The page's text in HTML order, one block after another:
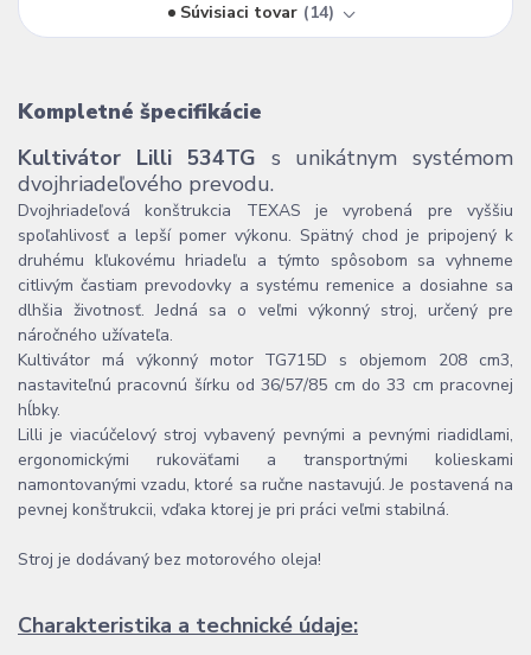
Súvisiaci tovar
14
Kompletné špecifikácie
Kultivátor Lilli 534TG s unikátnym systémom
dvojhriadeľového prevodu.
Dvojhriadeľová konštrukcia TEXAS je vyrobená pre vyššiu
spoľahlivosť a lepší pomer výkonu. Spätný chod je pripojený k
druhému kľukovému hriadeľu a týmto spôsobom sa vyhneme
citlivým častiam prevodovky a systému remenice a dosiahne sa
dlhšia životnosť. Jedná sa o veľmi výkonný stroj, určený pre
náročného užívateľa.
Kultivátor má výkonný motor TG715D s objemom 208 cm3,
nastaviteľnú pracovnú šírku od 36/57/85 cm do 33 cm pracovnej
hĺbky.
Lilli je viacúčelový stroj vybavený pevnými a pevnými riadidlami,
ergonomickými rukoväťami a transportnými kolieskami
namontovanými vzadu, ktoré sa ručne nastavujú. Je postavená na
pevnej konštrukcii, vďaka ktorej je pri práci veľmi stabilná.
Stroj je dodávaný bez motorového oleja!
Charakteristika a technické údaje: